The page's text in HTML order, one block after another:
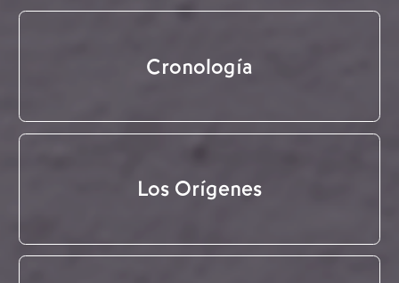
Cronología
Los Orígenes